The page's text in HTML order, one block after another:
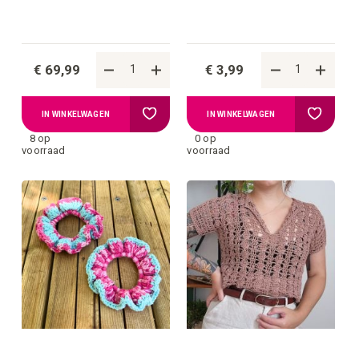
€ 69,99
8 op
voorraad
IN WINKELWAGEN Voeg
aan
verlanglijstje
€ 3,99
0 op
voorraad
IN WINKELWAGEN Voeg
aan